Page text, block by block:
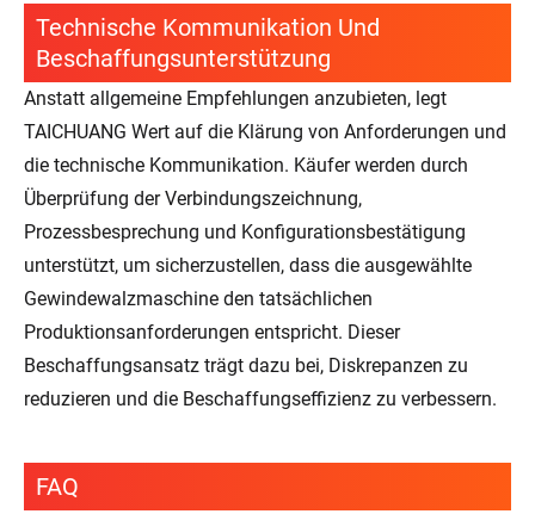
Technische Kommunikation Und
Beschaffungsunterstützung
Anstatt allgemeine Empfehlungen anzubieten, legt
TAICHUANG Wert auf die Klärung von Anforderungen und
die technische Kommunikation. Käufer werden durch
Überprüfung der Verbindungszeichnung,
Prozessbesprechung und Konfigurationsbestätigung
unterstützt, um sicherzustellen, dass die ausgewählte
Gewindewalzmaschine den tatsächlichen
Produktionsanforderungen entspricht. Dieser
Beschaffungsansatz trägt dazu bei, Diskrepanzen zu
reduzieren und die Beschaffungseffizienz zu verbessern.
FAQ